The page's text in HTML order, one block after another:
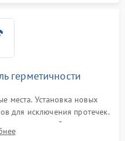
герметичности
места. Установка новых
для исключения протечек.
системы,
датчика поплавка.